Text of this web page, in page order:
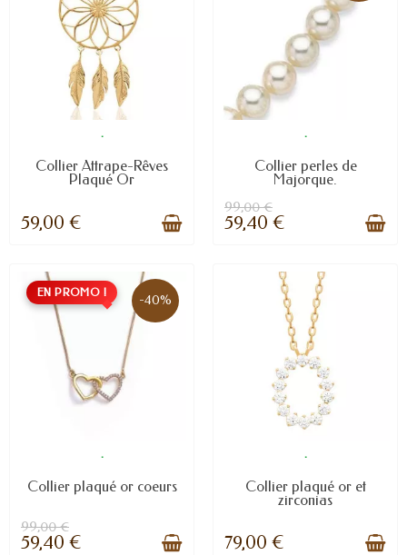
.
Collier Attrape-Rêves
Plaqué Or
59,00 €
.
Collier perles de
Majorque.
99,00 €
59,40 €
EN PROMO ! -40%
.
Collier plaqué or coeurs
99,00 €
59,40 €
.
Collier plaqué or et
zirconias
79,00 €